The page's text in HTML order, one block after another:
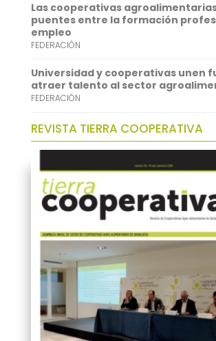
Las cooperativas
puentes entre la formación
empleo
FEDERACIÓN
Universidad y cooperativas unen
atraer talento al sector
FEDERACIÓN
REVISTA TIERRA COOPERATIVA